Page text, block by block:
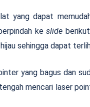
yang dapat
keslide
sehingga dapat
yang bagus dan
mencari laser